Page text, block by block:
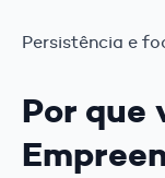
Persistência e
Por que